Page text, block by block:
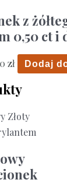
z
0,50 ct i
zł Dodaj